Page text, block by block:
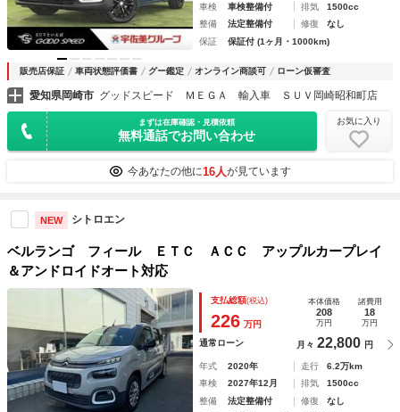
車検
車検整備付 排気
1500cc
整備
法定整備付 修復
なし
保証
保証付 (1ヶ月・1000km)
販売店保証 車両状態評価書 グー鑑定 オンライン商談可 ローン仮審査
愛知県岡崎市 グッドスピード ＭＥＧＡ 輸入車 ＳＵＶ岡崎昭和町店
まずは在庫確認・見積依頼
無料通話でお問い合わせ
お気に入り
今あなたの他に16人が見ています
NEW シトロエン
ベルランゴ フィール ＥＴＣ ＡＣＣ アップルカープレイ
＆アンドロイドオート対応
支払総額(税込)
226 万円
本体価格
208
万円
諸費用
18
万円
通常ローン 月々 22,800 円
年式 2020年 走行
6.2万km
車検
2027年12月 排気
1500cc
整備
法定整備付 修復
なし